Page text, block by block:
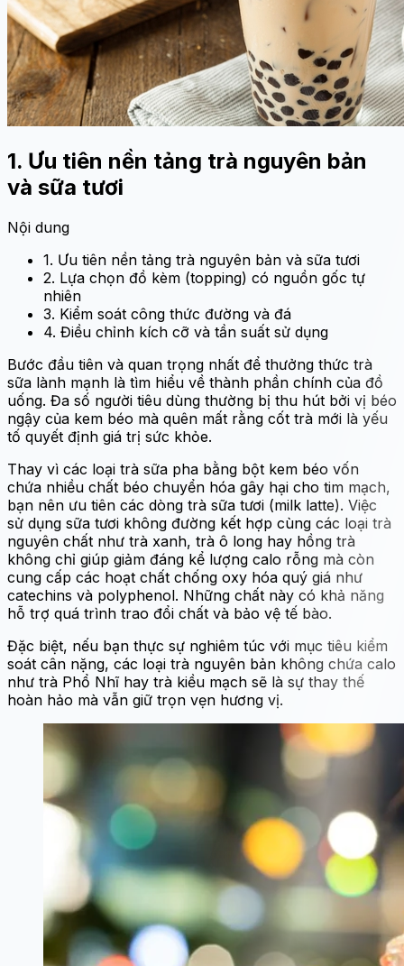
1. Ưu tiên nền tảng trà nguyên bản
và sữa tươi
Nội dung
1. Ưu tiên nền tảng trà nguyên bản và sữa tươi
2. Lựa chọn đồ kèm (topping) có nguồn gốc tự
nhiên
3. Kiểm soát công thức đường và đá
4. Điều chỉnh kích cỡ và tần suất sử dụng
Bước đầu tiên và quan trọng nhất để thưởng thức trà
sữa lành mạnh là tìm hiểu về thành phần chính của đồ
uống. Đa số người tiêu dùng thường bị thu hút bởi vị béo
ngậy của kem béo mà quên mất rằng cốt trà mới là yếu
tố quyết định giá trị sức khỏe.
Thay vì các loại trà sữa pha bằng bột kem béo vốn
chứa nhiều chất béo chuyển hóa gây hại cho tim mạch,
bạn nên ưu tiên các dòng trà sữa tươi (milk latte). Việc
sử dụng sữa tươi không đường kết hợp cùng các loại trà
nguyên chất như trà xanh, trà ô long hay hồng trà
không chỉ giúp giảm đáng kể lượng calo rỗng mà còn
cung cấp các hoạt chất chống oxy hóa quý giá như
catechins và polyphenol. Những chất này có khả năng
hỗ trợ quá trình trao đổi chất và bảo vệ tế bào.
Đặc biệt, nếu bạn thực sự nghiêm túc với mục tiêu kiểm
soát cân nặng, các loại trà nguyên bản không chứa calo
như trà Phổ Nhĩ hay trà kiều mạch sẽ là sự thay thế
hoàn hảo mà vẫn giữ trọn vẹn hương vị.